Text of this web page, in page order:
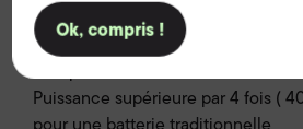
Ok, compris !
Volume et poids inférieurs de plus
batterie classique
Puissance supérieure par 4 fois (